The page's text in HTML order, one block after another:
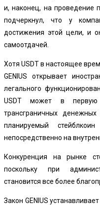
и, наконец, на проведение
подчеркнул, что у
достижения этой цели, и
самоотдачей.
Хотя USDT в настоящее
GENIUS открывает
легального
USDT может в первую
трансграничных
планируемый
непосредственно на
Конкуренция на рынке
поскольку при
становится все более
Закон GENIUS